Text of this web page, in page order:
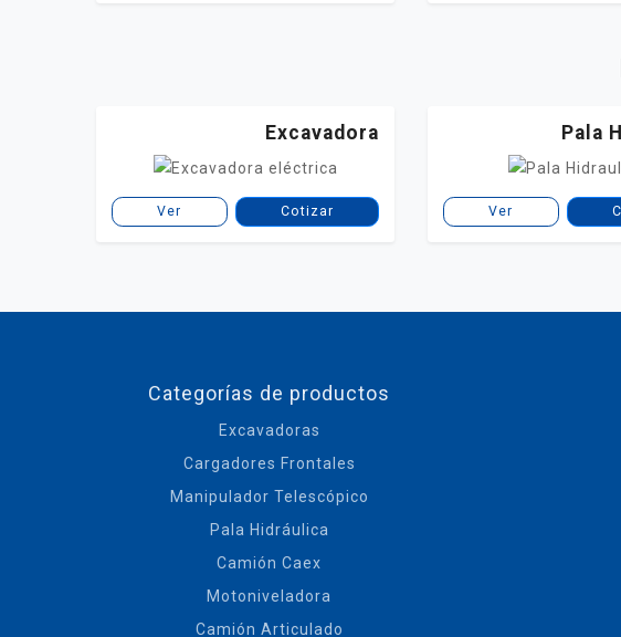
Excavadora
Ver Cotizar
Pala
Ver
Categorías de productos
Excavadoras
Cargadores Frontales
Manipulador Telescópico
Pala Hidráulica
Camión Caex
Motoniveladora
Camión Articulado